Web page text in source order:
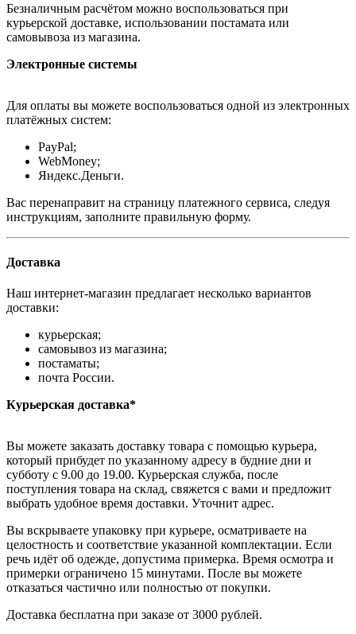
Безналичным расчётом можно воспользоваться при
курьерской доставке, использовании постамата или
самовывоза из магазина.
Электронные системы
Для оплаты вы можете воспользоваться одной из электронных
платёжных систем:
PayPal;
WebMoney;
Яндекс.Деньги.
Вас перенаправит на страницу платежного сервиса, следуя
инструкциям, заполните правильную форму.
Доставка
Наш интернет-магазин предлагает несколько вариантов
доставки:
курьерская;
самовывоз из магазина;
постаматы;
почта России.
Курьерская доставка*
Вы можете заказать доставку товара с помощью курьера,
который прибудет по указанному адресу в будние дни и
субботу с 9.00 до 19.00. Курьерская служба, после
поступления товара на склад, свяжется с вами и предложит
выбрать удобное время доставки. Уточнит адрес.
Вы вскрываете упаковку при курьере, осматриваете на
целостность и соответствие указанной комплектации. Если
речь идёт об одежде, допустима примерка. Время осмотра и
примерки ограничено 15 минутами. После вы можете
отказаться частично или полностью от покупки.
Доставка бесплатна при заказе от 3000 рублей.